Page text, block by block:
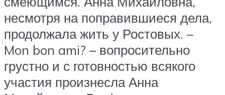
несмотря на поправившиеся дела,
продолжала жить у Ростовых. –
Mon bon ami? – вопросительно
грустно и с готовностью всякого
участия произнесла Анна